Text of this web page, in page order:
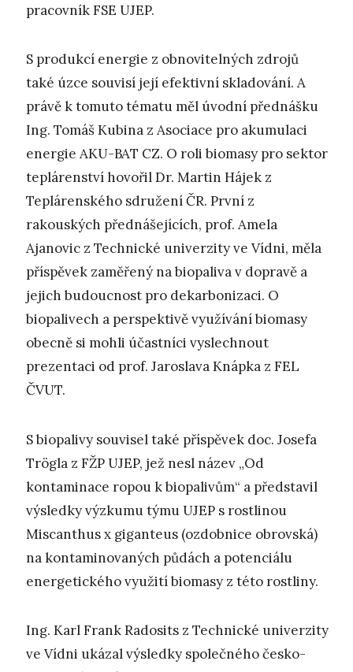
pracovník FSE UJEP.
S produkcí energie z obnovitelných zdrojů
také úzce souvisí její efektivní skladování. A
právě k tomuto tématu měl úvodní přednášku
Ing. Tomáš Kubina z Asociace pro akumulaci
energie AKU-BAT CZ. O roli biomasy pro sektor
teplárenství hovořil Dr. Martin Hájek z
Teplárenského sdružení ČR. První z
rakouských přednášejících, prof. Amela
Ajanovic z Technické univerzity ve Vídni, měla
příspěvek zaměřený na biopaliva v dopravě a
jejich budoucnost pro dekarbonizaci. O
biopalivech a perspektivě využívání biomasy
obecně si mohli účastníci vyslechnout
prezentaci od prof. Jaroslava Knápka z FEL
ČVUT.
S biopalivy souvisel také příspěvek doc. Josefa
Trögla z FŽP UJEP, jež nesl název „Od
kontaminace ropou k biopalivům“ a představil
výsledky výzkumu týmu UJEP s rostlinou
Miscanthus x giganteus (ozdobnice obrovská)
na kontaminovaných půdách a potenciálu
energetického využití biomasy z této rostliny.
Ing. Karl Frank Radosits z Technické univerzity
ve Vídni ukázal výsledky společného česko-